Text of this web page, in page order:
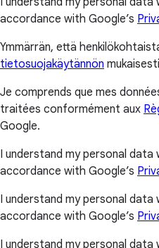
accordance with Google’s
Ymmärrän, että
tietosuojakäytännön
Je comprends que mes
traitées conformément aux
Google.
I understand my personal data
accordance with Google’s
I understand my personal data
accordance with Google’s
I understand my personal data